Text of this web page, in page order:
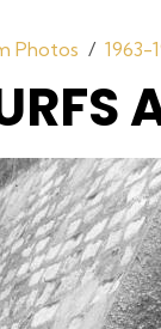
Photos 1963-